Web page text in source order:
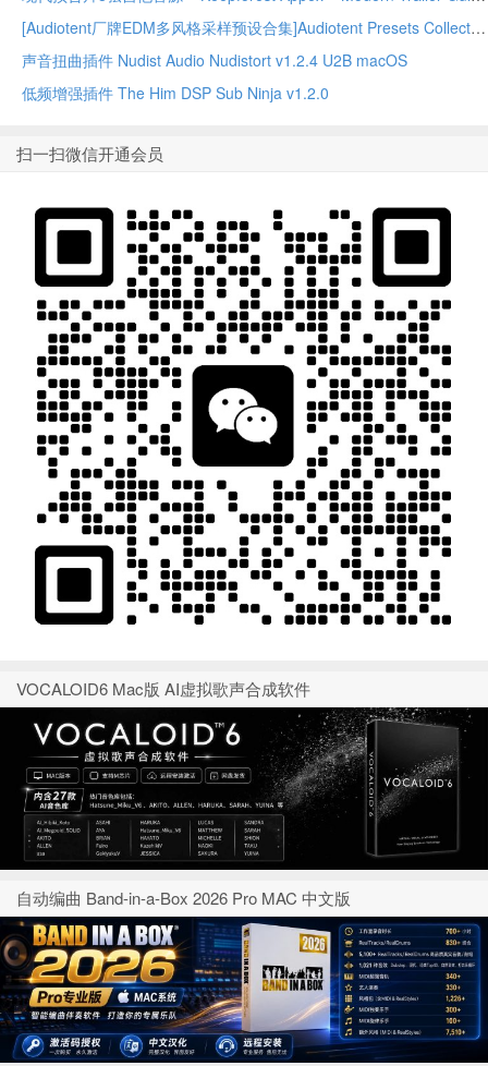
[Audiotent厂牌EDM多风格采样预设合集]Audiotent Presets Collection 2025（15GB+）
声音扭曲插件 Nudist Audio Nudistort v1.2.4 U2B macOS
低频增强插件 The Him DSP Sub Ninja v1.2.0
扫一扫微信开通会员
VOCALOID6 Mac版 AI虚拟歌声合成软件
自动编曲 Band-in-a-Box 2026 Pro MAC 中文版